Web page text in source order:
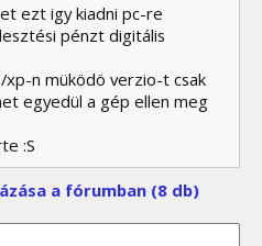
ezt igy kiadni pc-re
pénzt digitális
xp-n müködö verzio-t csak
egyedül a gép ellen meg
:S
a fórumban (8 db)